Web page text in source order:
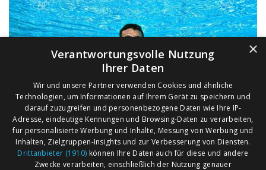
×
Verantwortungsvolle Nutzung
Ihrer Daten
Wir und unsere Partner verwenden Cookies und ähnliche
Technologien, um Informationen auf Ihrem Gerät zu speichern und
darauf zuzugreifen und personenbezogene Daten wie Ihre IP-
Adresse, eindeutige Kennungen und Browsing-Daten zu verarbeiten,
für personalisierte Werbung und Inhalte, Messung von Werbung und
Inhalten, Zielgruppen-Insights und zur Verbesserung von Diensten.
Drittanbieter (1910) können Ihre Daten auch für diese und andere
Zwecke verarbeiten, einschließlich der Nutzung genauer